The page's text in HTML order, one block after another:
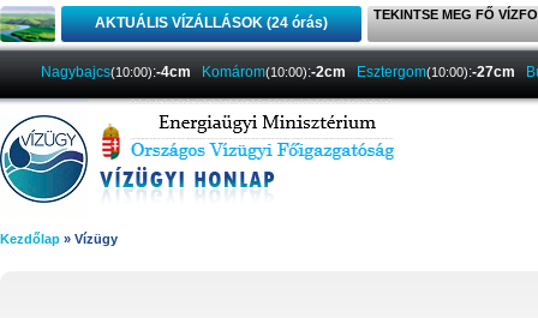
AKTUÁLIS VÍZÁLLÁSOK (24 órás) TEKINTSE MEG FŐ
Nagybajcs(10:00):-4cm Komárom(10:00):-2cm Esztergom(10:00):-27cm
Kezdőlap » Vízügy